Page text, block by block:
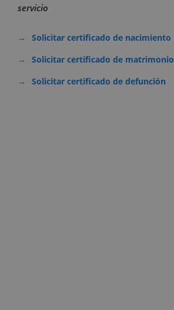
servicio
Solicitar certificado de nacimiento
Solicitar certificado de matrimonio
Solicitar certificado de defunción